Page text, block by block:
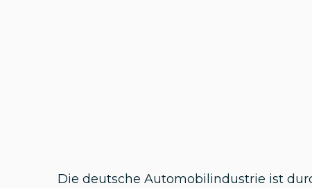
Die deutsche Automobilindustrie ist